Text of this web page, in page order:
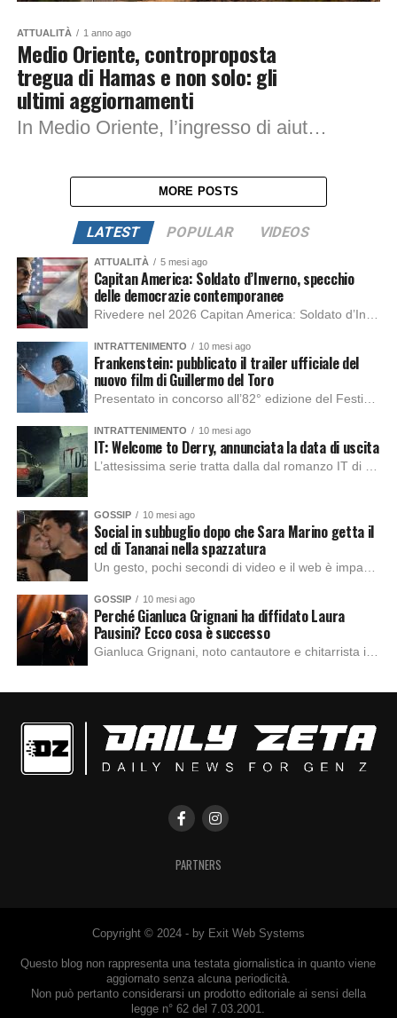
ATTUALITÀ 1 anno ago
Medio Oriente, controproposta
tregua di Hamas e non solo: gli
ultimi aggiornamenti
In Medio Oriente, l’ingresso di aiuti umanitari nella Striscia di Gaza e il ritiro delle truppe israeliane dall’enclave sono i punti focali della risposta di Hamas...
MORE POSTS
LATEST POPULAR VIDEOS
ATTUALITÀ 5 mesi ago
Capitan America: Soldato d’Inverno, specchio
delle democrazie contemporanee
Rivedere nel 2026 Capitan America: Soldato d’Inverno, fa notare elementi delle democrazie moderne attuali che presentano un impatto diretto con il pubblico e il richiamo della forza di volontà e il pensiero critico del singolo. Captain America: Soldato d’Inverno (Captain America: The Winter Soldier nella versione originale) è il secondo film del supereroe della Marvel […]
INTRATTENIMENTO 10 mesi ago
Frankenstein: pubblicato il trailer ufficiale del
nuovo film di Guillermo del Toro
Presentato in concorso all’82° edizione del Festival del Cinema di Venezia, con l’impeccabile interpretazione di Oscar Isaac, Jacob Elordi, Mia Goth e Christoph Waltz, è stato pubblicato il trailer finale della nuova trasposizione cinematografica di Frankenstein firmata dal regista Guillermo del Toro. Sarà disponibile in anteprima nei cinema selezionati dal 22 ottobre e sulla piattaforma […]
INTRATTENIMENTO 10 mesi ago
IT: Welcome to Derry, annunciata la data di uscita
L’attesissima serie tratta dalla dal romanzo IT di Stephen King, arriverà anche in Italia, molto prima del previsto, dato che nei giorni precedenti HBO Max ha rivelato la data di uscita negli Stati Uniti, è giunto il momento anche per l’Italia. La nuova serie drammatica creata dal regista Andy Muschietti, basata sul romanzo best seller […]
GOSSIP 10 mesi ago
Social in subbuglio dopo che Sara Marino getta il
cd di Tananai nella spazzatura
Un gesto, pochi secondi di video e il web è impazzito. Nella serata di domenica, Sara Marino, ex compagna di Tananai, ha pubblicato su Instagram una storia che non lasciava spazio a interpretazioni: il cd del cantante finiva dritto nella spazzatura. Un segnale forte e simbolico allo stesso tempo. Questa vicenda arriva dopo altre indicazioni […]
GOSSIP 10 mesi ago
Perché Gianluca Grignani ha diffidato Laura
Pausini? Ecco cosa è successo
Gianluca Grignani, noto cantautore e chitarrista italiano, ha recentemente inviato una diffida formale a Laura Pausini. Al centro dello scontro sembra esserci il brano più amato del cantautore italiano, nonché “la mia storia tra le dita”, che la Pausina ha reinterpretato per “Io canto 2” in varie lingue (Italiano, Spagnolo, Portoghese e Francese), dichiarando pubblicamente […]
PARTNERS
Copyright © 2024 - by Exit Web Systems
Questo blog non rappresenta una testata giornalistica in quanto viene
aggiornato senza alcuna periodicità.
Non può pertanto considerarsi un prodotto editoriale ai sensi della
legge n° 62 del 7.03.2001.